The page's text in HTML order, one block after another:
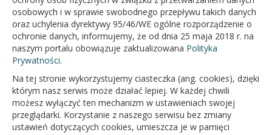
Czw 7:30 - 15:30
Pt 7:30 - 15:30
OFICJALNY SERWIS INTERNETOWY GMINY BIAŁOPOLE
osobowych i w sprawie swobodnego przepływu takich danych
oraz uchylenia dyrektywy 95/46/WE ogólne rozporządzenie o
ochronie danych, informujemy, że od dnia 25 maja 2018 r. na
naszym portalu obowiązuje zaktualizowana Polityka
Prywatności.
Na tej stronie wykorzystujemy ciasteczka (ang. cookies), dzięki
którym nasz serwis może działać lepiej. W każdej chwili
możesz wyłączyć ten mechanizm w ustawieniach swojej
przeglądarki. Korzystanie z naszego serwisu bez zmiany
ustawień dotyczących cookies, umieszcza je w pamięci